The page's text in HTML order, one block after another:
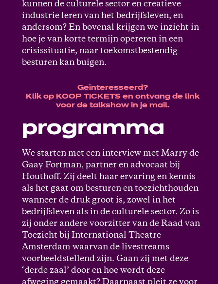
kunnen de culturele sector en creatieve
industrie leren van het bedrijfsleven, en
andersom? En bovenal krijgen we inzicht in
hoe je van korte termijn opereren in een
crisissituatie, naar toekomstbestendig
besturen kan buigen.
Geïnteresseerd?
Klik op KOOP TICKETS en ontvang de link
voor de talkshow in je mail.
programma
We starten met een interview met Marry de
Gaay Fortman, partner en advocaat bij
Houthoff. Zij deelt haar ervaring en kennis
als het gaat om besturen en toezichthouden
wanneer de druk groot is, zowel in het
bedrijfsleven als in de culturele sector. Zo is
zij onder andere voorzitter van de Raad van
Toezicht bij International Theatre
Amsterdam waarvan de livestreams
voorbeeldstellend zijn. Gaan zij met deze
‘derde zaal’ door en hoe wordt deze